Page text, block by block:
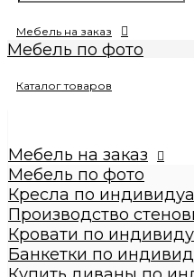
Мебель на заказ
Мебель по фото
Кресла по
Банкетки по
Купить диваны по
Стулья по
Пуфы по
Пуфы
Круглые пуфы
Большие 60x60x50см
Каталог товаров
Мебель на заказ
Мебель по фото
Кресла по
Производство
Кровати по
Банкетки по